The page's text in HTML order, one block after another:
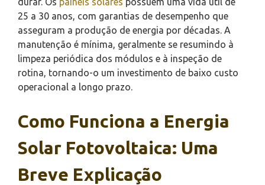
25 a 30 anos, com garantias de desempenho que
asseguram a produção de energia por décadas. A
manutenção é mínima, geralmente se resumindo à
limpeza periódica dos módulos e à inspeção de
rotina, tornando-o um investimento de baixo custo
operacional a longo prazo.
Como Funciona a Energia
Solar Fotovoltaica: Uma
Breve Explicação